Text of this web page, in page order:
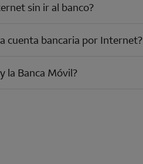
sin ir al banco?
cuenta bancaria por Internet?
la Banca Móvil?